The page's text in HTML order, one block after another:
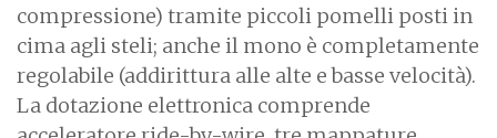
compressione) tramite piccoli pomelli posti in
cima agli steli; anche il mono è completamente
regolabile (addirittura alle alte e basse velocità).
La dotazione elettronica comprende